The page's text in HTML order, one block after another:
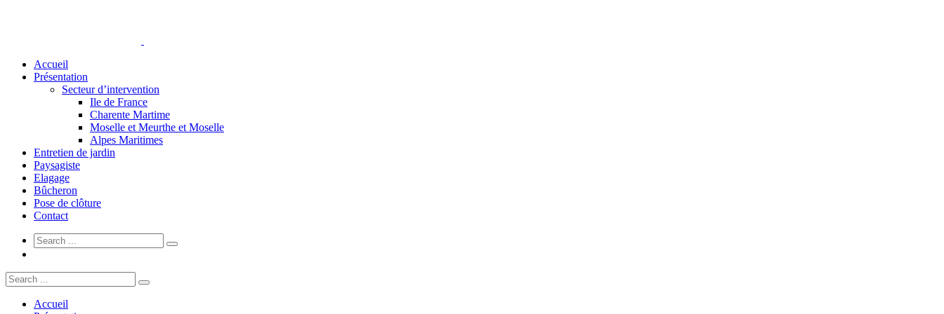
Accueil
Présentation
Secteur d’intervention
Ile de France
Charente Martime
Moselle et Meurthe et Moselle
Alpes Maritimes
Entretien de jardin
Paysagiste
Elagage
Bûcheron
Pose de clôture
Contact
Accueil